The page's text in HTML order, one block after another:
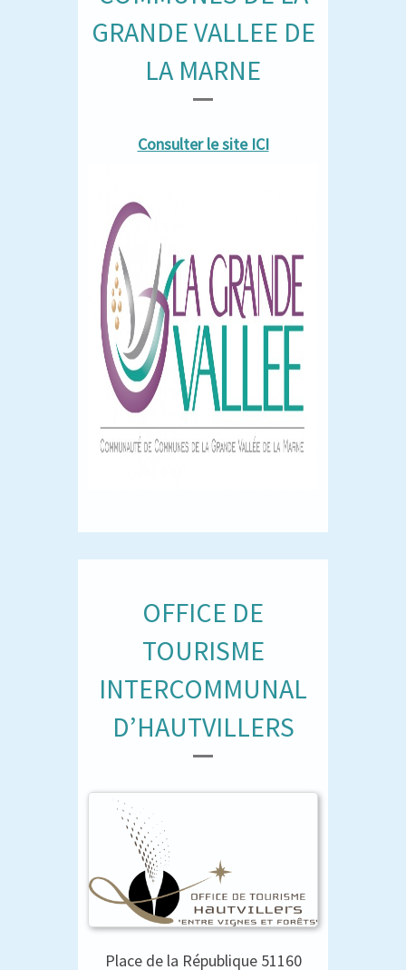
GRANDE VALLEE DE
LA MARNE
Consulter le site ICI
OFFICE DE
TOURISME
INTERCOMMUNAL
D’HAUTVILLERS
Place de la République 51160